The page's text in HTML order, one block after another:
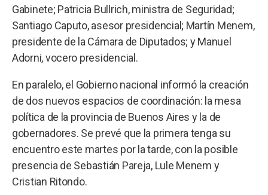
Gabinete; Patricia Bullrich, ministra de Seguridad;
Santiago Caputo, asesor presidencial; Martín Menem,
presidente de la Cámara de Diputados; y Manuel
Adorni, vocero presidencial.
En paralelo, el Gobierno nacional informó la creación
de dos nuevos espacios de coordinación: la mesa
política de la provincia de Buenos Aires y la de
gobernadores. Se prevé que la primera tenga su
encuentro este martes por la tarde, con la posible
presencia de Sebastián Pareja, Lule Menem y
Cristian Ritondo.